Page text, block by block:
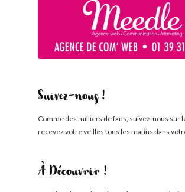
Suivez-nous !
Comme des milliers de fans, suivez-nous sur
recevez votre veilles tous les matins dans
À Découvrir !